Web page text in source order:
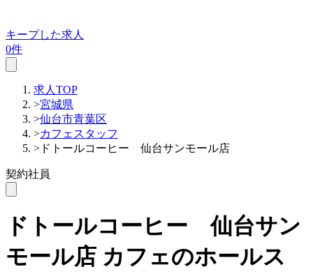
キープした求人
0件
求人TOP
>宮城県
>仙台市青葉区
>カフェスタッフ
> ドトールコーヒー 仙台サンモール店
契約社員
ドトールコーヒー 仙台サン
モール店 カフェのホールス